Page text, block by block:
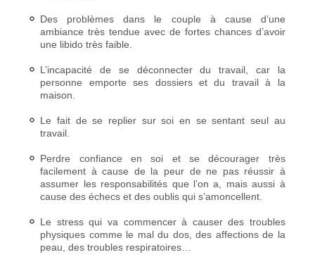
Des problèmes dans le couple à cause d’une
ambiance très tendue avec de fortes chances d’avoir
une libido très faible.
L’incapacité de se déconnecter du travail, car la
personne emporte ses dossiers et du travail à la
maison.
Le fait de se replier sur soi en se sentant seul au
travail.
Perdre confiance en soi et se décourager très
facilement à cause de la peur de ne pas réussir à
assumer les responsabilités que l’on a, mais aussi à
cause des échecs et des oublis qui s’amoncellent.
Le stress qui va commencer à causer des troubles
physiques comme le mal du dos, des affections de la
peau, des troubles respiratoires…